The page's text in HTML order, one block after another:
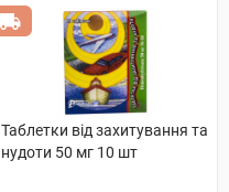
Таблетки від захитування та
нудоти 50 мг 10 шт